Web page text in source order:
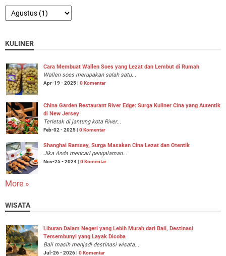
KULINER
Cara Membuat Wallen Soes yang Lezat dan Lembut di Rumah
Wallen soes merupakan salah satu...
Apr-19 - 2025 | 0 Komentar
China Garden Restaurant River Edge: Surga Kuliner Cina yang Autentik
di New Jersey
Terletak di jantung kota River...
Feb-02 - 2025 | 0 Komentar
Shanghai Ramsey, Surga Masakan Cina Lezat dan Otentik
Jika Anda mencari pengalaman...
Nov-25 - 2024 | 0 Komentar
More »
WISATA
Liburan Dalam Negeri yang Lebih Murah dari Bali, Destinasi
Tersembunyi yang Layak Dicoba
Bali masih menjadi destinasi wisata...
Jul-26 - 2026 | 0 Komentar